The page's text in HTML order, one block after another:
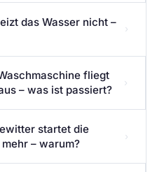
das Wasser nicht –
›
fliegt
– was ist passiert?
›
startet die
– warum?
›